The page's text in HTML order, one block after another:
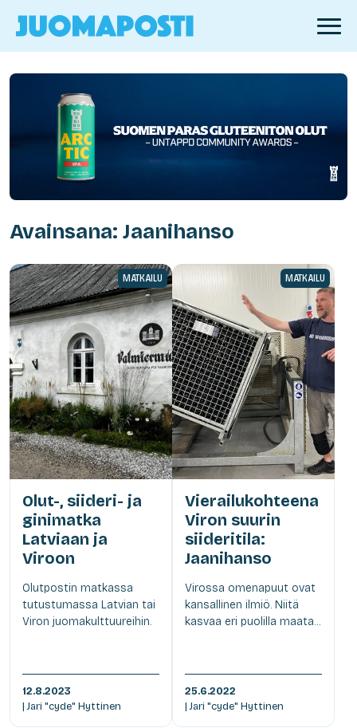
Avainsana: Jaanihanso
MATKAILU
Olut-, siideri- ja
ginimatka
Latviaan ja
Viroon
Olutpostin matkassa
tutustumassa Latvian tai
Viron juomakulttuureihin.
12.8.2023
| Jari "cyde" Hyttinen
MATKAILU
Vierailukohteena
Viron suurin
siideritila:
Jaanihanso
Virossa omenapuut ovat
kansallinen ilmiö. Niitä
kasvaa eri puolilla maata...
25.6.2022
| Jari "cyde" Hyttinen